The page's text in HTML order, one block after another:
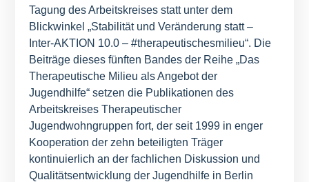
Tagung des Arbeitskreises statt unter dem
Blickwinkel „Stabilität und Veränderung statt –
Inter-AKTION 10.0 – #therapeutischesmilieu“. Die
Beiträge dieses fünften Bandes der Reihe „Das
Therapeutische Milieu als Angebot der
Jugendhilfe“ setzen die Publikationen des
Arbeitskreises Therapeutischer
Jugendwohngruppen fort, der seit 1999 in enger
Kooperation der zehn beteiligten Träger
kontinuierlich an der fachlichen Diskussion und
Qualitätsentwicklung der Jugendhilfe in Berlin